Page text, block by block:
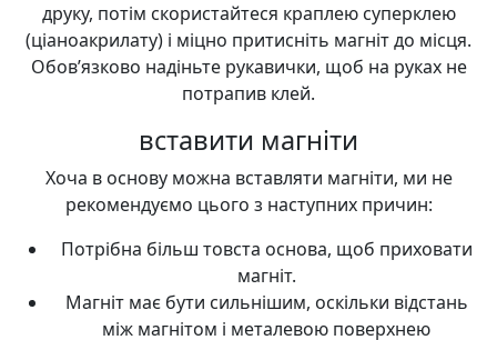
друку, потім скористайтеся краплею суперклею
(ціаноакрилату) і міцно притисніть магніт до місця.
Обов’язково надіньте рукавички, щоб на руках не
потрапив клей.
вставити магніти
Хоча в основу можна вставляти магніти, ми не
рекомендуємо цього з наступних причин:
Потрібна більш товста основа, щоб приховати
магніт.
Магніт має бути сильнішим, оскільки відстань
між магнітом і металевою поверхнею